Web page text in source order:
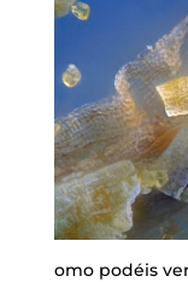
omo podéis